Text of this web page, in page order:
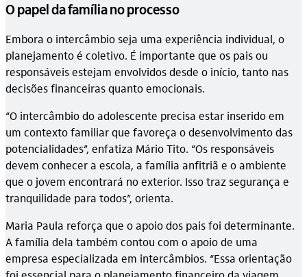
O papel da família no processo
Embora o intercâmbio seja uma experiência individual, o
planejamento é coletivo. É importante que os pais ou
responsáveis estejam envolvidos desde o início, tanto nas
decisões financeiras quanto emocionais.
“O intercâmbio do adolescente precisa estar inserido em
um contexto familiar que favoreça o desenvolvimento das
potencialidades”, enfatiza Mário Tito. “Os responsáveis
devem conhecer a escola, a família anfitriã e o ambiente
que o jovem encontrará no exterior. Isso traz segurança e
tranquilidade para todos”, orienta.
Maria Paula reforça que o apoio dos pais foi determinante.
A família dela também contou com o apoio de uma
empresa especializada em intercâmbios. “Essa orientação